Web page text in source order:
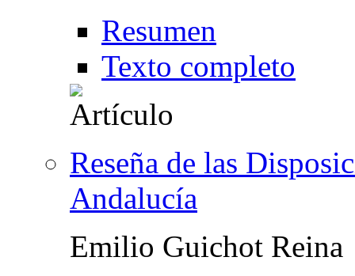
Resumen
Texto completo
Reseña de las
Andalucía
Emilio Guichot Reina